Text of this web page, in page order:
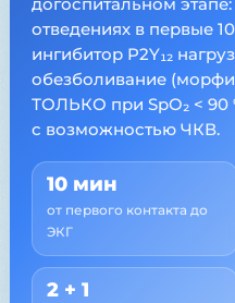
отведениях в первые
ингибитор P2Y₁₂
обезболивание
ТОЛЬКО при SpO₂ < 90
с возможностью ЧКВ.
10 мин
от первого контакта до
ЭКГ
2 + 1